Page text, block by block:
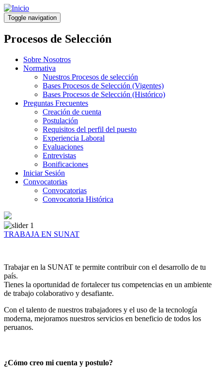
Pasar
al
contenido
principal
Toggle navigation
Procesos de Selección
Sobre Nosotros
Normativa
Nuestros Procesos de selección
Bases Procesos de Selección (Vigentes)
Bases Procesos de Selección (Histórico)
Preguntas Frecuentes
Creación de cuenta
Postulación
Requisitos del perfil del puesto
Experiencia Laboral
Evaluaciones
Entrevistas
Bonificaciones
Iniciar Sesión
Convocatorias
Convocatorias
Convocatoria Histórica
TRABAJA EN SUNAT
Trabajar en la SUNAT te permite contribuir con el desarrollo de tu
país.
Tienes la oportunidad de fortalecer tus competencias en un ambiente
de trabajo colaborativo y desafiante.
Con el talento de nuestros trabajadores y el uso de la tecnología
moderna, mejoramos nuestros servicios en beneficio de todos los
peruanos.
¿Cómo creo mi cuenta y postulo?